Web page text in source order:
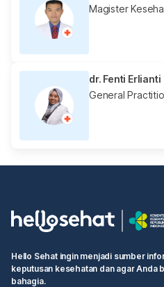
Magister
dr. Fenti Erlianti
General
Hello Sehat ingin menjadi sumber
keputusan kesehatan dan agar Anda
bahagia.